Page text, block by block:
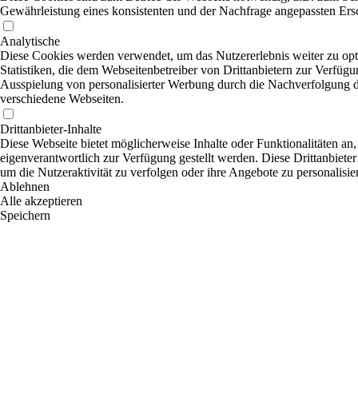
Gewährleistung eines konsistenten und der Nachfrage angepassten
Analytische
Diese Cookies werden verwendet, um das Nutzererlebnis weiter zu
Statistiken, die dem Webseitenbetreiber von Drittanbietern zur
Ausspielung von personalisierter Werbung durch die Nachverfolgung
verschiedene Webseiten.
Drittanbieter-Inhalte
Diese Webseite bietet möglicherweise Inhalte oder Funktionalitäten
eigenverantwortlich zur Verfügung gestellt werden. Diese
um die Nutzeraktivität zu verfolgen oder ihre Angebote zu
Ablehnen
Alle akzeptieren
Speichern